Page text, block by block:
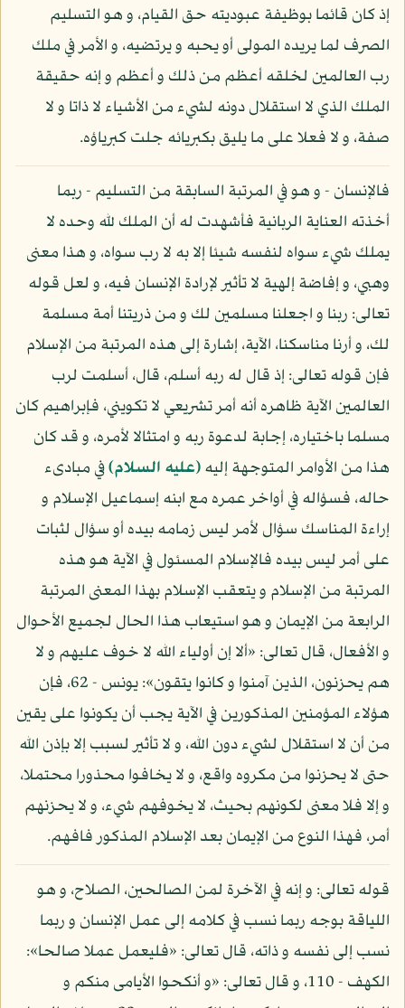
إذ كان قائما بوظيفة عبوديته حق القيام، و هو التسليم
الصرف لما يريده المولى أو يحبه و يرتضيه، و الأمر في ملك
رب العالمين لخلقه أعظم من ذلك و أعظم و إنه حقيقة
الملك الذي لا استقلال دونه لشيء من الأشياء لا ذاتا و لا
صفة، و لا فعلا على ما يليق بكبريائه جلت كبرياؤه.
فالإنسان - و هو في المرتبة السابقة من التسليم - ربما
أخذته العناية الربانية فأشهدت له أن الملك لله وحده لا
يملك شيء سواه لنفسه شيئا إلا به لا رب سواه، و هذا معنى
وهبي، و إفاضة إلهية لا تأثير لإرادة الإنسان فيه، و لعل قوله
تعالى: ربنا و اجعلنا مسلمين لك و من ذريتنا أمة مسلمة
لك، و أرنا مناسكنا، الآية، إشارة إلى هذه المرتبة من الإسلام
فإن قوله تعالى: إذ قال له ربه أسلم، قال، أسلمت لرب
العالمين الآية ظاهره أنه أمر تشريعي لا تكويني، فإبراهيم كان
مسلما باختياره، إجابة لدعوة ربه و امتثالا لأمره، و قد كان
هذا من الأوامر المتوجهة إليه(عليه السلام)في مبادىء
حاله، فسؤاله في أواخر عمره مع ابنه إسماعيل الإسلام و
إراءة المناسك سؤال لأمر ليس زمامه بيده أو سؤال لثبات
على أمر ليس بيده فالإسلام المسئول في الآية هو هذه
المرتبة من الإسلام و يتعقب الإسلام بهذا المعنى المرتبة
الرابعة من الإيمان و هو استيعاب هذا الحال لجميع الأحوال
و الأفعال، قال تعالى: «ألا إن أولياء الله لا خوف عليهم و لا
هم يحزنون، الذين آمنوا و كانوا يتقون»: يونس - 62، فإن
هؤلاء المؤمنين المذكورين في الآية يجب أن يكونوا على يقين
من أن لا استقلال لشيء دون الله، و لا تأثير لسبب إلا بإذن الله
حتى لا يحزنوا من مكروه واقع، و لا يخافوا محذورا محتملا،
و إلا فلا معنى لكونهم بحيث، لا يخوفهم شيء، و لا يحزنهم
أمر، فهذا النوع من الإيمان بعد الإسلام المذكور فافهم.
قوله تعالى: و إنه في الآخرة لمن الصالحين، الصلاح، و هو
اللياقة بوجه ربما نسب في كلامه إلى عمل الإنسان و ربما
نسب إلى نفسه و ذاته، قال تعالى: «فليعمل عملا صالحا»:
الكهف - 110، و قال تعالى: «و أنكحوا الأيامى منكم و